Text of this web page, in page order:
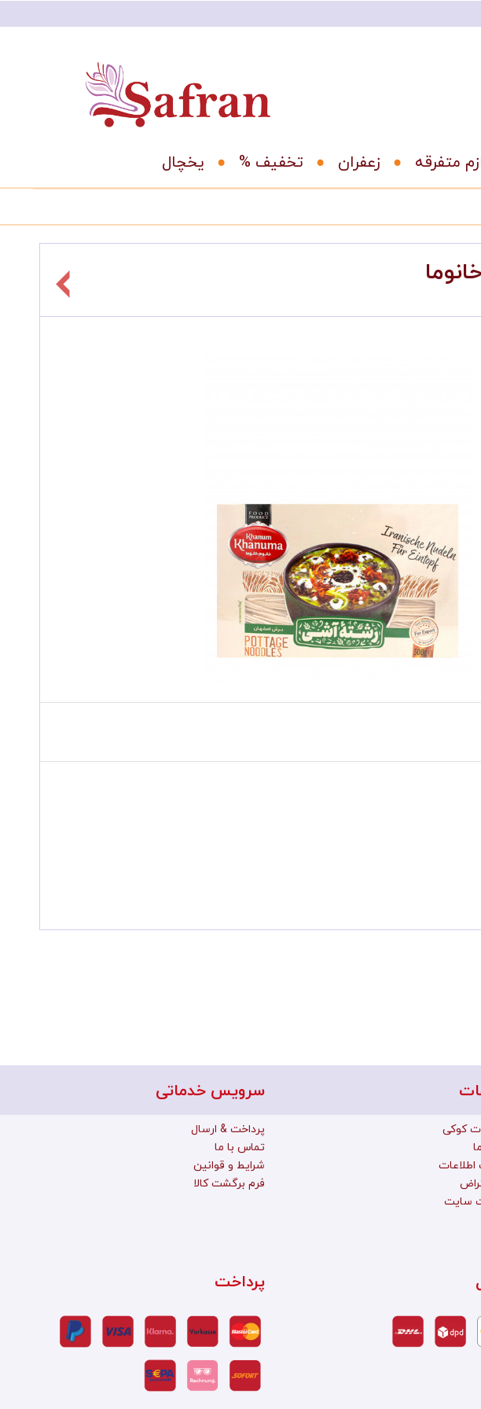
متفرقه زعفران % تخفیف یخچال
سرویس خدماتی
پرداخت & ارسال
تماس با ما
شرایط و قوانین
فرم برگشت کالا
کوکی
سایت
پرداخت